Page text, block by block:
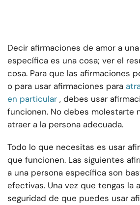
Decir afirmaciones de amor a
específica es una cosa; ver el
cosa. Para que las afirmaciones
o para usar afirmaciones para
en particular , debes usar
funcionen. No debes molestarte
atraer a la persona adecuada.
Todo lo que necesitas es usar
que funcionen. Las siguientes
a una persona específica son
efectivas. Una vez que tengas la
seguridad de que puedes usar